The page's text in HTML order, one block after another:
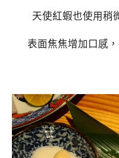
天使紅蝦也使用稍
表面焦焦增加口感